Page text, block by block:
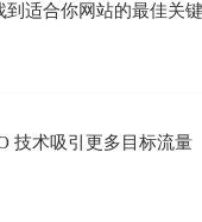
到适合你网站的最佳关
技术吸引更多目标流量